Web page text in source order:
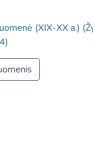
(XIX-XX a.)